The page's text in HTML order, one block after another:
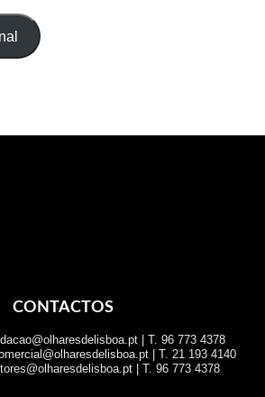
CONTACTOS
| T. 96 773 4378
| T. 21 193 4140
| T. 96 773 4378